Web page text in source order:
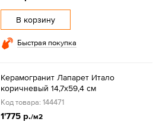
В корзину
Быстрая покупка
Керамогранит Лапарет Итало
коричневый 14,7х59,4 см
Код товара: 144471
1'775 р./м2